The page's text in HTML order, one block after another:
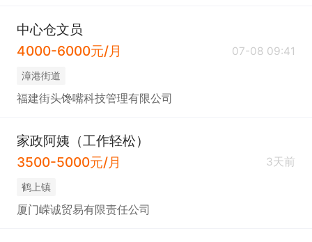
中心仓文员
4000-6000元/月
07-08 09:41
​漳港街道
福建街头馋嘴科技管理有限公司
家政阿姨（工作轻松）
3500-5000元/月
3天前
​鹤上镇
厦门嵘诚贸易有限责任公司